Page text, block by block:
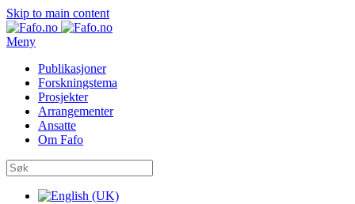
Skip to main content
Meny
Publikasjoner
Forskningstema
Prosjekter
Arrangementer
Ansatte
Om Fafo